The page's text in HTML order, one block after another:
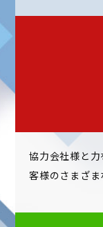
協力会社様と
客様のさまざま